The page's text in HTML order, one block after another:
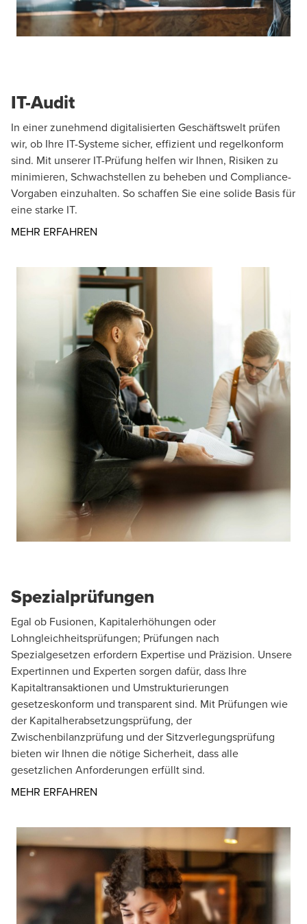
IT-Audit
In einer zunehmend digitalisierten Geschäftswelt prüfen
wir, ob Ihre IT-Systeme sicher, effizient und regelkonform
sind. Mit unserer IT-Prüfung helfen wir Ihnen, Risiken zu
minimieren, Schwachstellen zu beheben und Compliance-
Vorgaben einzuhalten. So schaffen Sie eine solide Basis für
eine starke IT.
MEHR ERFAHREN
Spezialprüfungen
Egal ob Fusionen, Kapitalerhöhungen oder
Lohngleichheitsprüfungen; Prüfungen nach
Spezialgesetzen erfordern Expertise und Präzision. Unsere
Expertinnen und Experten sorgen dafür, dass Ihre
Kapitaltransaktionen und Umstrukturierungen
gesetzeskonform und transparent sind. Mit Prüfungen wie
der Kapitalherabsetzungsprüfung, der
Zwischenbilanzprüfung und der Sitzverlegungsprüfung
bieten wir Ihnen die nötige Sicherheit, dass alle
gesetzlichen Anforderungen erfüllt sind.
MEHR ERFAHREN